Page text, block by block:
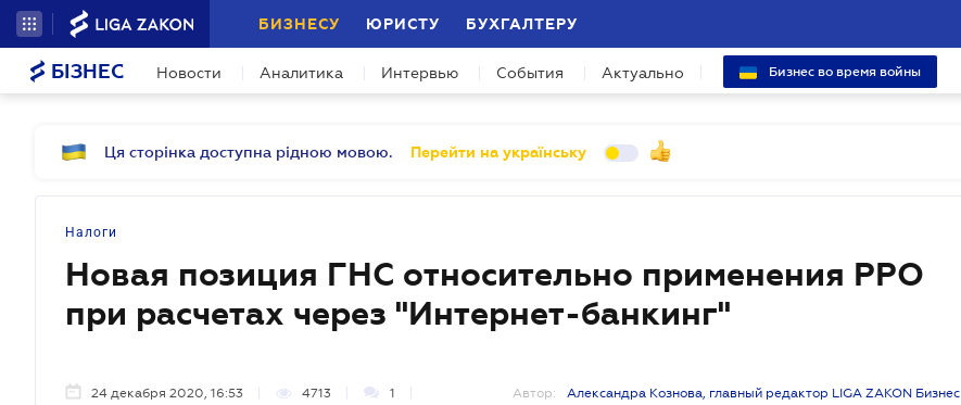
БИЗНЕСУ ЮРИСТУ БУХГАЛТЕРУ
БІЗНЕС Новости Аналитика Интервью События Актуально Бизнес во время войны
Ця сторінка доступна рідною мовою. Перейти на українську
Налоги
Новая позиция ГНС относительно применения РРО
при расчетах через "Интернет-банкинг"
24 декабря 2020, 16:53 4713 1 Автор: Александра Кознова, главный редактор LIGA ZAKON Бизнес